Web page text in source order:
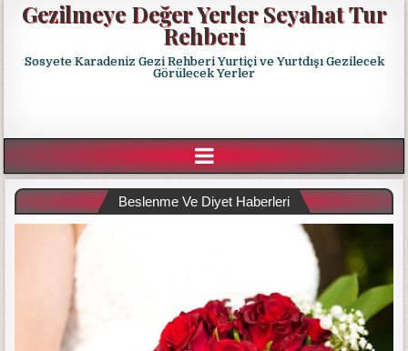
Gezilmeye Değer Yerler Seyahat Tur
Rehberi
Sosyete Karadeniz Gezi Rehberi Yurtiçi ve Yurtdışı Gezilecek
Görülecek Yerler
Beslenme Ve Diyet Haberleri